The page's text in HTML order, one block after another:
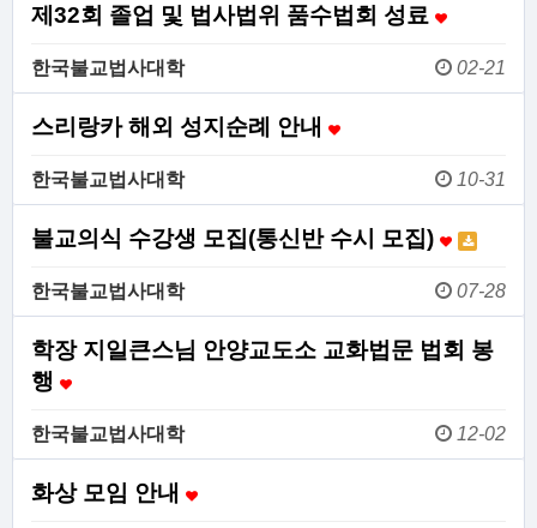
제32회 졸업 및 법사법위 품수법회 성료
한국불교법사대학 02-21
스리랑카 해외 성지순례 안내
한국불교법사대학 10-31
불교의식 수강생 모집(통신반 수시 모집)
한국불교법사대학 07-28
학장 지일큰스님 안양교도소 교화법문 법회 봉
행
한국불교법사대학 12-02
화상 모임 안내